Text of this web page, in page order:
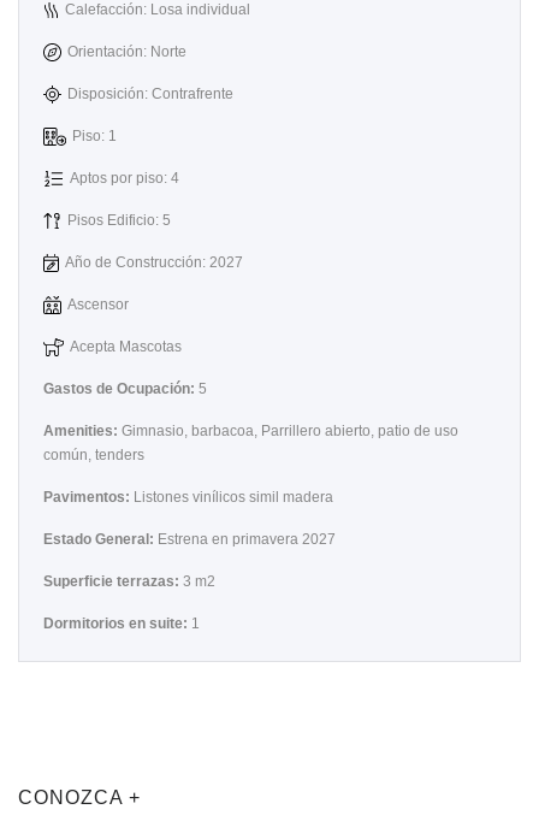
Calefacción: Losa individual
Orientación: Norte
Disposición: Contrafrente
Piso: 1
Aptos por piso: 4
Pisos Edificio: 5
Año de Construcción: 2027
Ascensor
Acepta Mascotas
Gastos de Ocupación: 5
Amenities: Gimnasio, barbacoa, Parrillero abierto, patio de uso
común, tenders
Pavimentos: Listones vinílicos simil madera
Estado General: Estrena en primavera 2027
Superficie terrazas: 3 m2
Dormitorios en suite: 1
CONOZCA +